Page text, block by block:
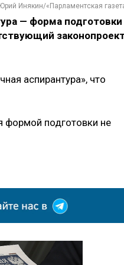
Инякин/«Парламентская
— форма подготовки
аспирантура», что
формой подготовки не